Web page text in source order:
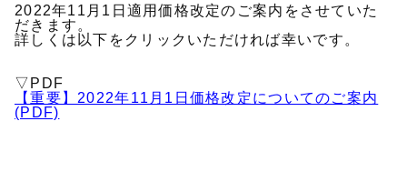
2022年11月1日適用価格改定のご案内をさせていた
だきます。
詳しくは以下をクリックいただければ幸いです。
▽PDF
【重要】2022年11月1日価格改定についてのご案内
(PDF)